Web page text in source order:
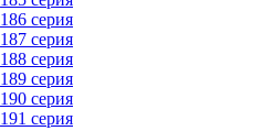
186 серия
187 серия
188 серия
189 серия
190 серия
191 серия